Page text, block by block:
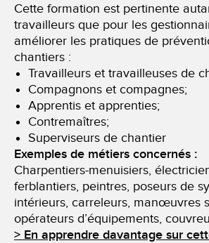
Cette formation est pertinente
travailleurs que pour les
améliorer les pratiques de
chantiers :
Travailleurs et travailleuses de
Compagnons et compagnes;
Apprentis et apprenties;
Contremaîtres;
Superviseurs de chantier
Exemples de métiers concernés :
Charpentiers-menuisiers,
ferblantiers, peintres, poseurs de
intérieurs, carreleurs, manœuvres
opérateurs d’équipements,
> En apprendre davantage sur